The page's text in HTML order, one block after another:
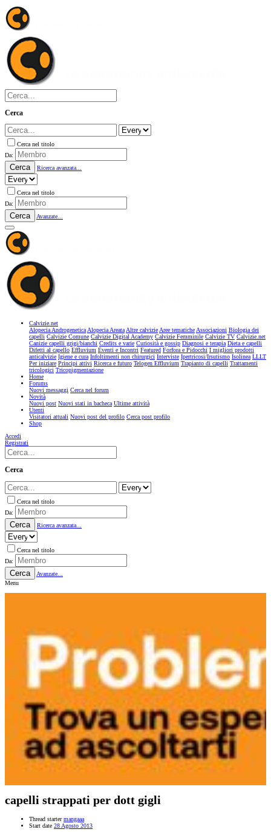
Cerca
Cerca nel titolo
Da:
Cerca Ricerca avanzata...
Cerca nel titolo
Da:
Cerca Avanzate...
Calvizie.net
Alopecia AndrogeneticaAlopecia AreataAltre calvizieAree tematicheAssociazioni Biologia dei
capelli Calvizie Comune Calvizie Digital Academy Calvizie Femminile Calvizie TV Calvizie.net
Canizie capelli grigi/bianchi Credits e varie Curiosità e gossip Diagnosi e terapia Dieta e capelli
Difetti al capello Effluvium Eventi e Incontri Featured Forfora e Pidocchi I migliori prodotti
anticalvizie Igiene e cura Infoltimenti non chirurgici Interviste Ipertricosi/Irsutismo Isolinea LLLT
Per iniziare Principi attivi Ricerca e futuro Telogen Effluvium Trapianto di capelli Trattamenti
tricologici Tricopigmentazione
Home
Forums
Nuovi messaggi Cerca nel forum
Novità
Nuovi post Nuovi stati in bacheca Ultime attività
Utenti
Visitatori attuali Nuovi post del profilo Cerca post profilo
Shop
Accedi
Registrati
Cerca
Cerca nel titolo
Da:
Cerca Ricerca avanzata...
Cerca nel titolo
Da:
Cerca
Avanzate...
Menu
capelli strappati per dott gigli
Thread starter mangaaa
Start date 28 Agosto 2013